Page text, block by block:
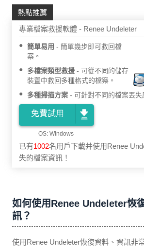
熱點推薦
專業檔案救援軟體 - Renee Undeleter
簡單易用
簡單幾步即可救回檔
案。
多檔案類型救援
可從不同的儲存
裝置中救回多種格式的檔案。
多種掃描方案
可針對不同的檔案丟失
免費試用
已有1002名用戶下載并使用Renee
失的檔案資訊！
如何使用Renee Undeleter恢
訊？
使用Renee Undeleter恢復資料、資訊非